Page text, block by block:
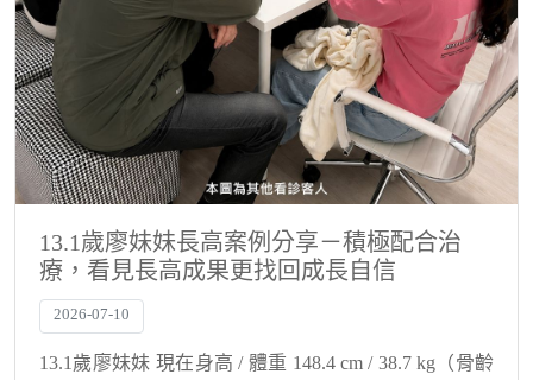
13.1歲廖妹妹長高案例分享－積極配合治
療，看見長高成果更找回成長自信
2026-07-10
13.1歲廖妹妹 現在身高 / 體重 148.4 cm / 38.7 kg（骨齡